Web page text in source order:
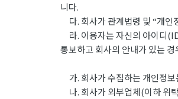
니다.
다. 회사가 관계법령 및 “개인
라. 이용자는 자신의 아이디
통보하고 회사의 안내가 있는
가. 회사가 수집하는 개인정보
나. 회사가 외부업체(이하 위